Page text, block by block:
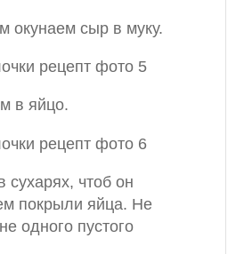
окунаем сыр в муку.
в яйцо.
чтоб он
покрыли яйца. Не
одного пустого